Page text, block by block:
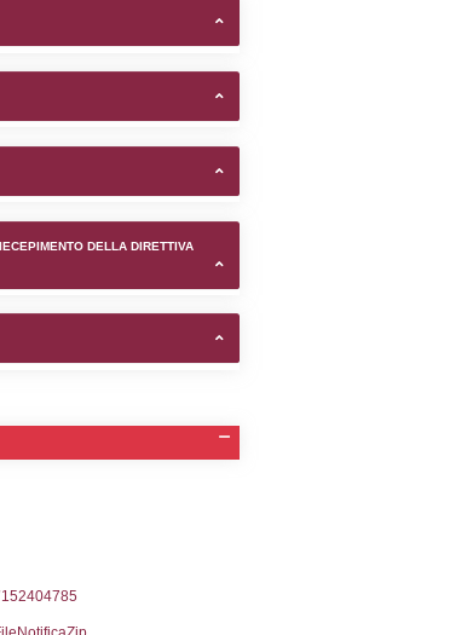
(Monza e della
E STATO DEI CONTROLLO A CUI è SOGGETTO